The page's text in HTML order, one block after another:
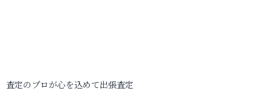
査定のプロが心を込めて出張査定